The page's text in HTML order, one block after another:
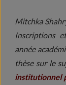
Mitchka
Inscriptions
année
thèse sur le
institutionnel